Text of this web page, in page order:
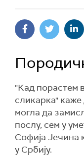
"Кад порастем
сликарка"
могла да
послу, сем у
Софија Јечина
у Србију.